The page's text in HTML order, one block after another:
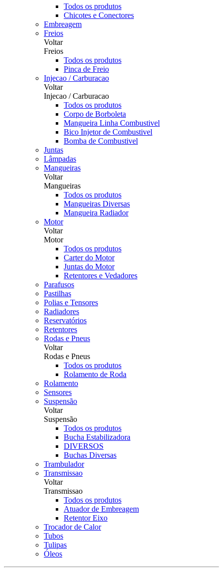
Todos os produtos
Chicotes e Conectores
Embreagem
Freios
Voltar
Freios
Todos os produtos
Pinca de Freio
Injecao / Carburacao
Voltar
Injecao / Carburacao
Todos os produtos
Corpo de Borboleta
Mangueira Linha Combustivel
Bico Injetor de Combustivel
Bomba de Combustivel
Juntas
Lâmpadas
Mangueiras
Voltar
Mangueiras
Todos os produtos
Mangueiras Diversas
Mangueira Radiador
Motor
Voltar
Motor
Todos os produtos
Carter do Motor
Juntas do Motor
Retentores e Vedadores
Parafusos
Pastilhas
Polias e Tensores
Radiadores
Reservatórios
Retentores
Rodas e Pneus
Voltar
Rodas e Pneus
Todos os produtos
Rolamento de Roda
Rolamento
Sensores
Suspensão
Voltar
Suspensão
Todos os produtos
Bucha Estabilizadora
DIVERSOS
Buchas Diversas
Trambulador
Transmissao
Voltar
Transmissao
Todos os produtos
Atuador de Embreagem
Retentor Eixo
Trocador de Calor
Tubos
Tulipas
Óleos